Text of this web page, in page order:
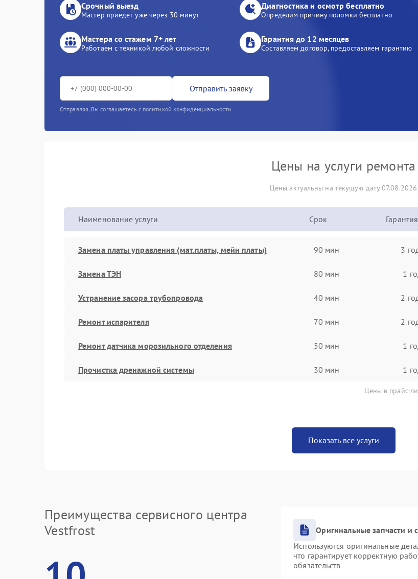
Срочный выезд
Мастер приедет уже через 30 минут
Диагностика и осмотр бесплатно
Определим причину поломки бесплатно
Мастера со стажем 7+ лет
Работаем с техникой любой сложности
Гарантия до 12 месяцев
Составляем договор, предоставляем гарантию
Отправить заявку
Отправляя, Вы соглашаетесь с политикой конфиденциальности
Цены на услуги ремонта
Цены актуальны на текущую дату 07.08.2026
Наименование услуги Срок Гарантия
Замена платы управления (мат.платы, мейн платы) 90 мин 3
Замена ТЭН 80 мин 1
Устранение засора трубопровода 40 мин 2
Ремонт испарителя 70 мин 2
Ремонт датчика морозильного отделения 50 мин 1
Прочистка дренажной системы 30 мин 1
Цены в прайс-
Показать все услуги
Преимущества сервисного центра
Vestfrost
Оригинальные запчасти и
Используются оригинальные
что гарантирует корректную
обязательств